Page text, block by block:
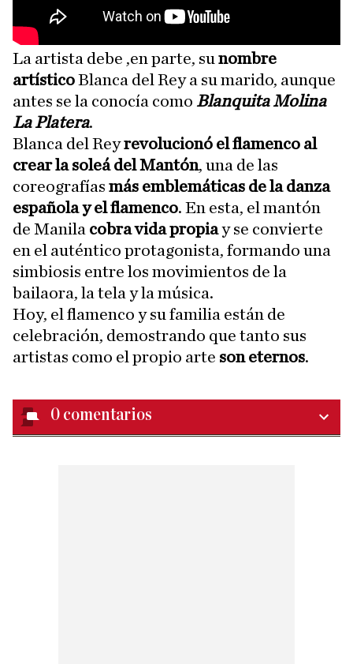
La artista debe ,en parte, su nombre
artísticoBlanca del Rey a su marido, aunque
antes se la conocía como Blanquita Molina
La Platera.
Blanca del Reyrevolucionó el flamenco al
crear la soleá del Mantón, una de las
coreografías más emblemáticas de la danza
española y el flamenco. En esta, el mantón
de Manila cobra vida propiay se convierte
en el auténtico protagonista, formando una
simbiosis entre los movimientos de la
bailaora, la tela y la música.
Hoy, el flamenco y su familia están de
celebración, demostrando que tanto sus
artistas como el propio arte son eternos.
0 comentarios